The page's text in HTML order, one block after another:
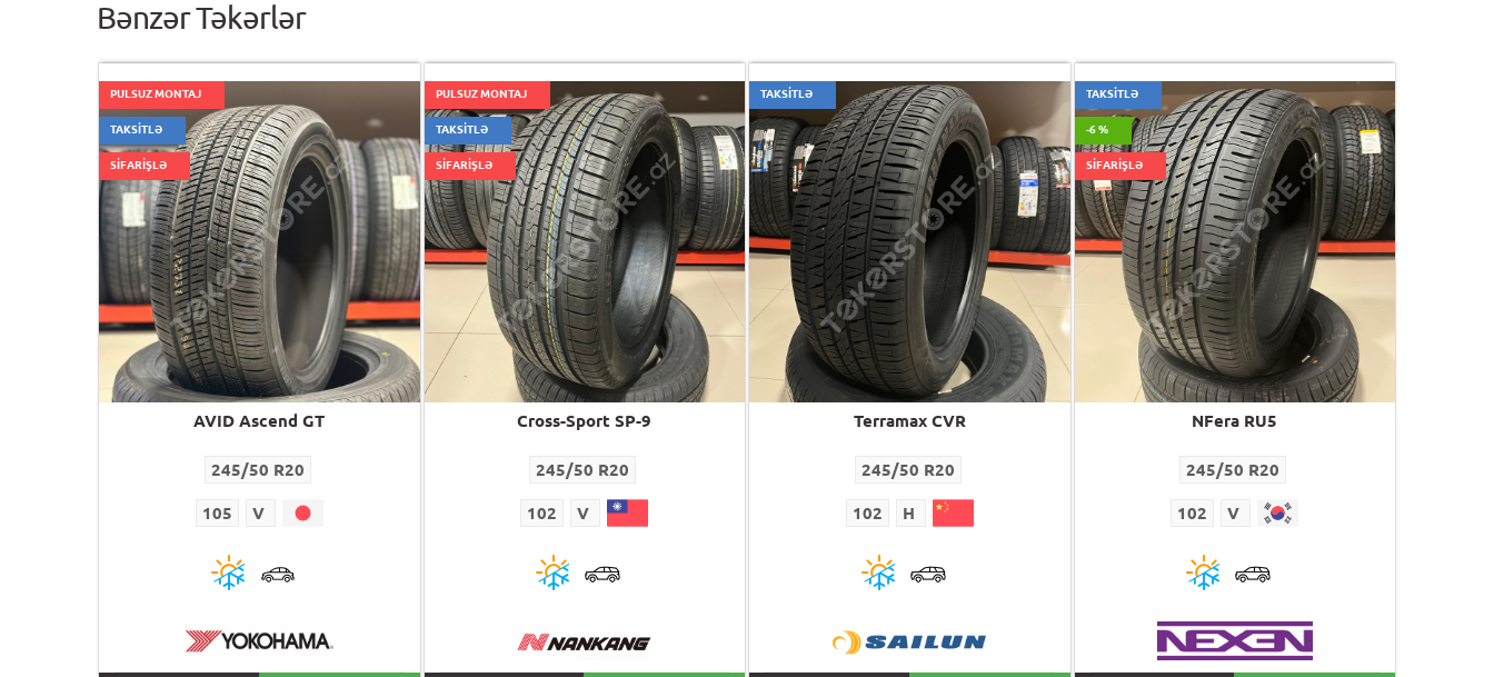
Bənzər Təkərlər
PULSUZ MONTAJ
TAKSİTLƏ
SİFARİŞLƏ
AVID Ascend GT
245/50 R20
105 V
PULSUZ MONTAJ
TAKSİTLƏ
SİFARİŞLƏ
Cross-Sport SP-9
245/50 R20
102 V
TAKSİTLƏ
Terramax CVR
245/50 R20
102 H
TAKSİTLƏ
-6 %
SİFARİŞLƏ
NFera RU5
245/50 R20
102 V